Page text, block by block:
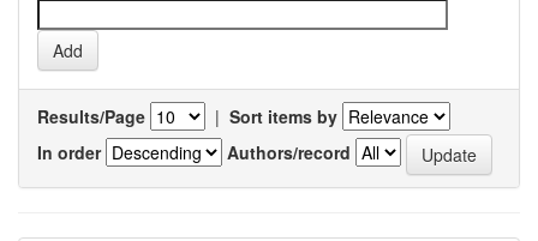
Results/Page | Sort items by
In order
Authors/record